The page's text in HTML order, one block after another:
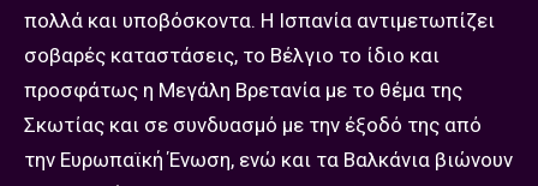
πολλά και υποβόσκοντα. Η Ισπανία αντιμετωπίζει
σοβαρές καταστάσεις, το Βέλγιο το ίδιο και
προσφάτως η Μεγάλη Βρετανία με το θέμα της
Σκωτίας και σε συνδυασμό με την έξοδό της από
την Ευρωπαϊκή Ένωση, ενώ και τα Βαλκάνια βιώνουν